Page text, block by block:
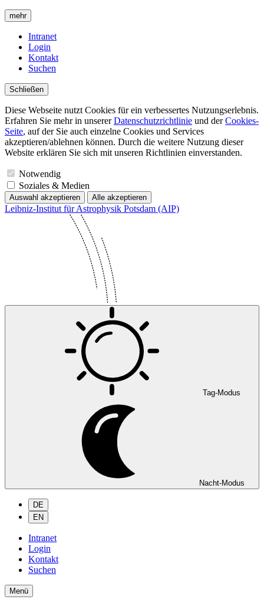
mehr
Intranet
Login
Kontakt
Suchen
Schließen
Diese Webseite nutzt Cookies für ein verbessertes Nutzungserlebnis.
Erfahren Sie mehr in unsererDatenschutzrichtlinie und derCookies-
Seite, auf der Sie auch einzelne Cookies und Services
akzeptieren/ablehnen können. Durch die weitere Nutzung dieser
Website erklären Sie sich mit unseren Richtlinien einverstanden.
Notwendig
Soziales & Medien
Auswahl akzeptieren Alle akzeptieren
Leibniz-Institut für Astrophysik Potsdam (AIP)
Tag-Modus
Nacht-Modus
DE
EN
Intranet
Login
Kontakt
Suchen
Menü